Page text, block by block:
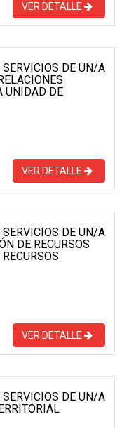
VER DETALLE
DE UN/A
UNIDAD DE
VER DETALLE
DE UN/A
DE RECURSOS
VER DETALLE
DE UN/A